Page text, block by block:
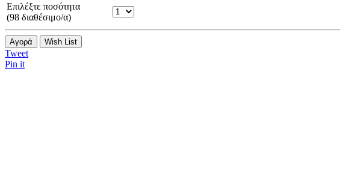
Επιλέξτε ποσότητα
(98 διαθέσιμο/α)
Αγορά Wish List
Tweet
Pin it